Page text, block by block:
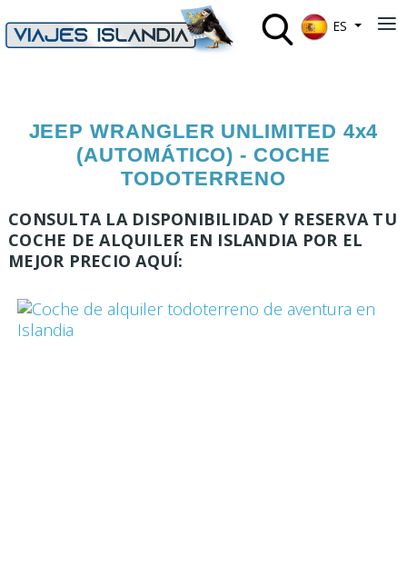
ES
JEEP WRANGLER UNLIMITED 4x4
(AUTOMÁTICO) - COCHE
TODOTERRENO
CONSULTA LA DISPONIBILIDAD Y RESERVA TU
COCHE DE ALQUILER EN ISLANDIA POR EL
MEJOR PRECIO AQUÍ:
≡